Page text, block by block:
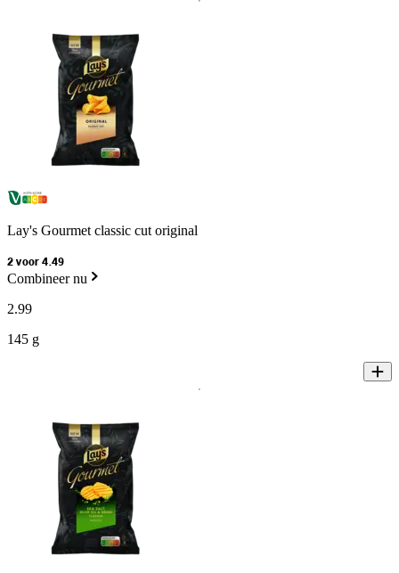
Lay's Gourmet classic cut original
2 voor 4.49
Combineer nu
2.99
145 g